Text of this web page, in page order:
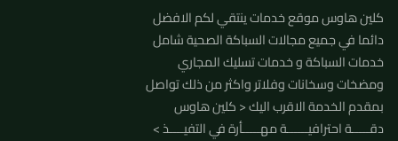
كلين هاوس موقع خدمات ينتقي لكم الافضل
دائما في جميع مجالات السباكة الصحية شامل
خدمات السباكة و خدمات تسليك المجاري
ومضخات وسخانات وفلاتر واكثر من ذلك تواصل
بمقدم الخدمة الاقرب اليك < كلين هاوس
دقـــــة احترافيــــــة مهـــــأرة في التفيــــذ >